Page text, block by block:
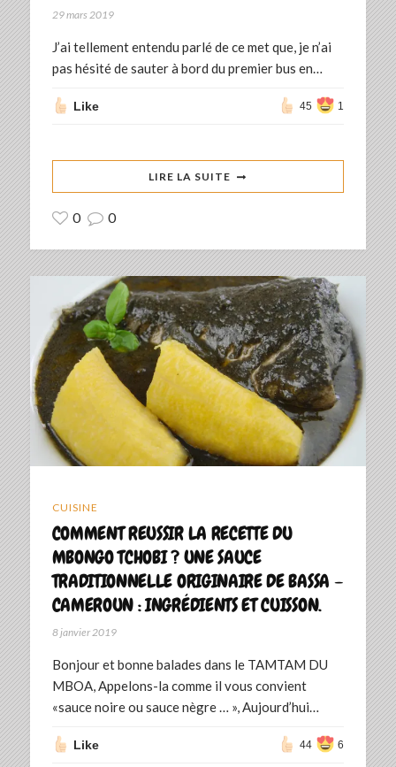
29 mars 2019
J’ai tellement entendu parlé de ce met que, je n’ai
pas hésité de sauter à bord du premier bus en…
Like 45 1
LIRE LA SUITE
0 0
CUISINE
COMMENT REUSSIR LA RECETTE DU
MBONGO TCHOBI ? UNE SAUCE
TRADITIONNELLE ORIGINAIRE DE BASSA –
CAMEROUN : INGRÉDIENTS ET CUISSON.
8 janvier 2019
Bonjour et bonne balades dans le TAMTAM DU
MBOA, Appelons-la comme il vous convient
«sauce noire ou sauce nègre … », Aujourd’hui…
Like 44 6